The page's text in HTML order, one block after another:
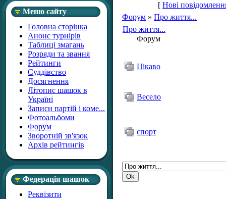
Меню сайту
Головна сторінка
Анонс турнірів
Таблиці змагань
Розряди та звання
Рейтинги
Суддівство
Досягнення
Літопис шашок в
Україні
Записи партій і коме...
Фотоальбоми
Форум
Зворотній зв'язок
Архів рейтингів
Федерація шашок
Реквізити
[ Нові
Форум » Про життя...
Про життя...
Форум
Цікаво
Весело
спорт